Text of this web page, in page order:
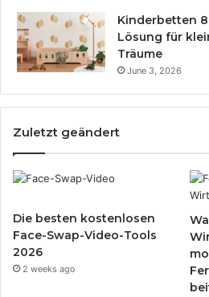
Kinderbetten
Lösung für
Träume
June 3, 2026
Zuletzt geändert
Die besten kostenlosen
Face-Swap-Video-Tools
2026
2 weeks ago